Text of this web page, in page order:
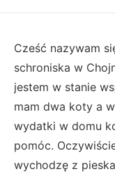
Cześć nazywam
schroniska w
jestem w stanie
mam dwa koty a
wydatki w domu
pomóc.
wychodzę z